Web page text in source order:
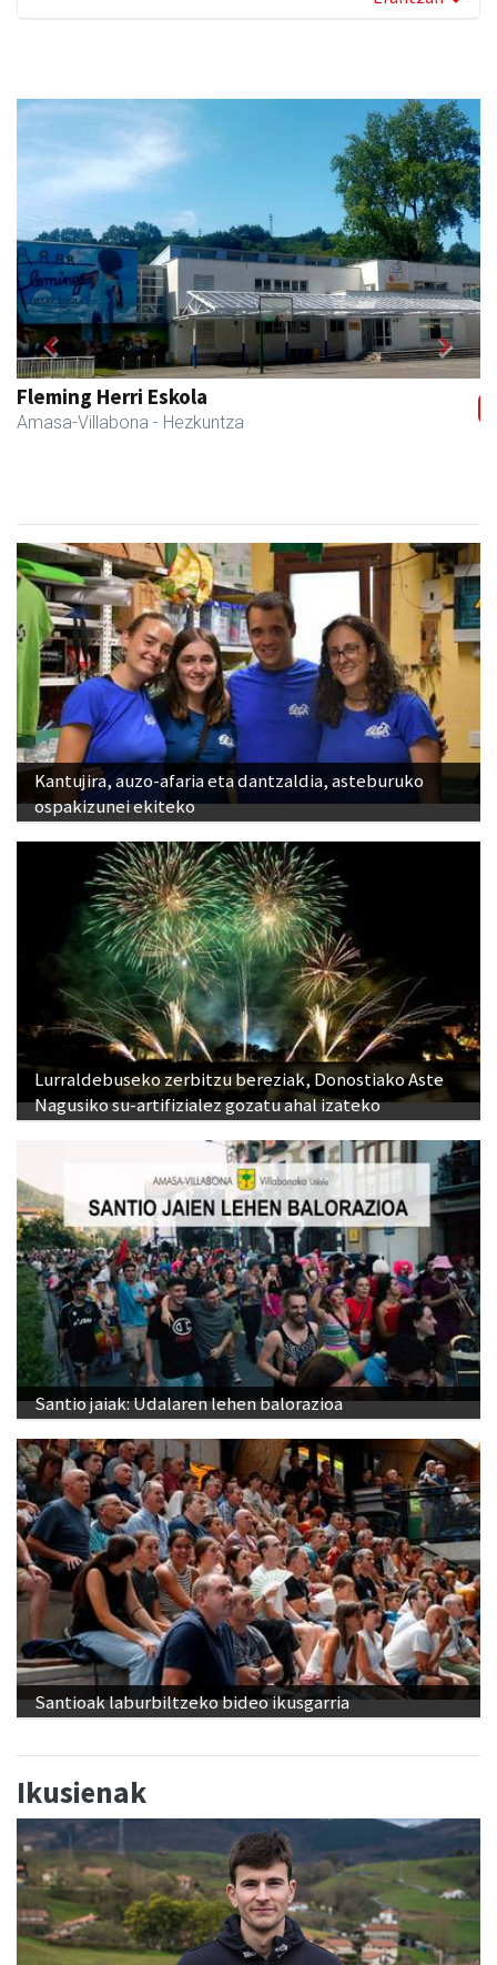
Fleming Herri Eskola
Amasa-Villabona - Hezkuntza
Previous Next
Kantujira, auzo-afaria eta dantzaldia, asteburuko
ospakizunei ekiteko
Lurraldebuseko zerbitzu bereziak, Donostiako Aste
Nagusiko su-artifizialez gozatu ahal izateko
Santio jaiak: Udalaren lehen balorazioa
Santioak laburbiltzeko bideo ikusgarria
Ikusienak